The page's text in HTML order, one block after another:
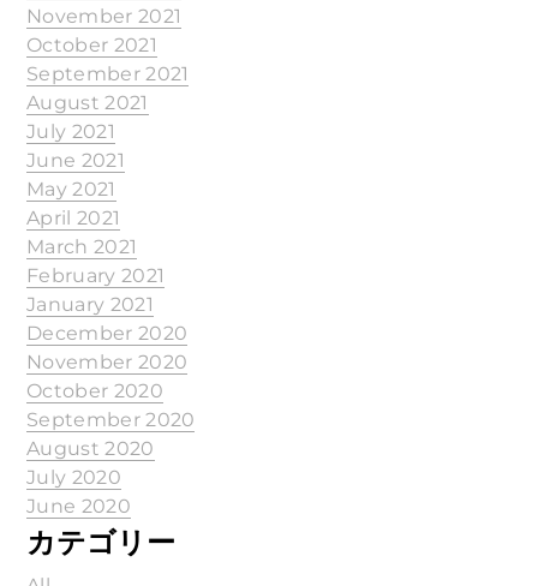
November 2021
October 2021
September 2021
August 2021
July 2021
June 2021
May 2021
April 2021
March 2021
February 2021
January 2021
December 2020
November 2020
October 2020
September 2020
August 2020
July 2020
June 2020
カテゴリー